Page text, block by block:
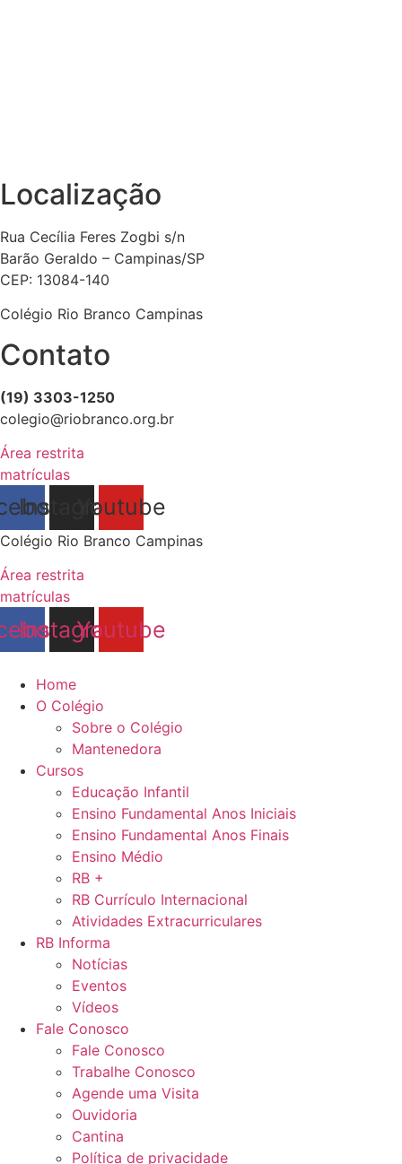
Localização
Rua Cecília Feres Zogbi s/n
Barão Geraldo – Campinas/SP
CEP: 13084-140
Colégio Rio Branco Campinas
Contato
(19) 3303-1250
colegio@riobranco.org.br
Área restrita
matrículas
InstagramYoutube
Colégio Rio Branco Campinas
Área restrita
matrículas
Instagram
Youtube
Home
O Colégio
Sobre o Colégio
Mantenedora
Cursos
Educação Infantil
Ensino Fundamental Anos Iniciais
Ensino Fundamental Anos Finais
Ensino Médio
RB +
RB Currículo Internacional
Atividades Extracurriculares
RB Informa
Notícias
Eventos
Vídeos
Fale Conosco
Fale Conosco
Trabalhe Conosco
Agende uma Visita
Ouvidoria
Cantina
Política de privacidade